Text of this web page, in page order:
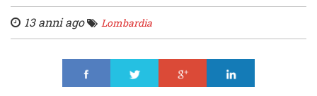
13 anni ago Lombardia